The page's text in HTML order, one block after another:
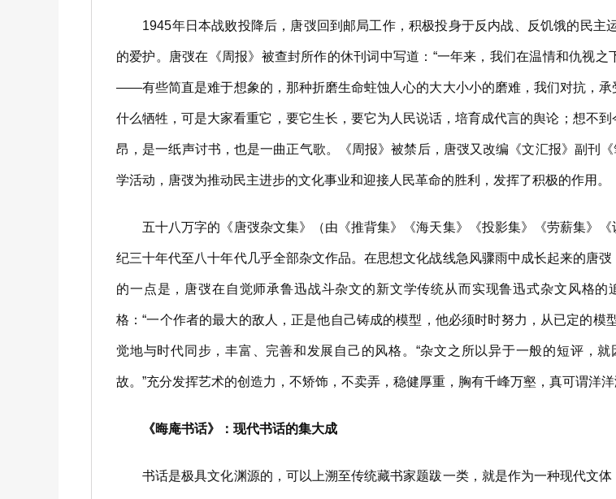
1945年日本战败投降后，唐弢回到邮局工作，积极投身于反内战、反饥饿的民主
的爱护。唐弢在《周报》被查封所作的休刊词中写道：“一年来，我们在温情和仇视
——有些简直是难于想象的，那种折磨生命蛀蚀人心的大大小小的磨难，我们对抗，
什么牺牲，可是大家看重它，要它生长，要它为人民说话，培育成代言的舆论；想不到
昂，是一纸声讨书，也是一曲正气歌。《周报》被禁后，唐弢又改编《文汇报》副刊
学活动，唐弢为推动民主进步的文化事业和迎接人民革命的胜利，发挥了积极的作用。
五十八万字的《唐弢杂文集》（由《推背集》《海天集》《投影集》《劳薪集》《
纪三十年代至八十年代几乎全部杂文作品。在思想文化战线急风骤雨中成长起来的唐
的一点是，唐弢在自觉师承鲁迅战斗杂文的新文学传统从而实现鲁迅式杂文风格
格：“一个作者的最大的敌人，正是他自己铸成的模型，他必须时时努力，从已定的模
觉地与时代同步，丰富、完善和发展自己的风格。“杂文之所以异于一般的短评
故。”充分发挥艺术的创造力，不矫饰，不卖弄，稳健厚重，胸有千峰万壑，真可谓洋
《晦庵书话》：现代书话的集大成
书话是极具文化渊源的，可以上溯至传统藏书家题跋一类，就是作为一种现代文体